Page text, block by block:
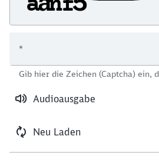
Audioausgabe
Neu Laden
*
Gib hier die Zeichen (Captcha) ein,
Möchten Sie zu